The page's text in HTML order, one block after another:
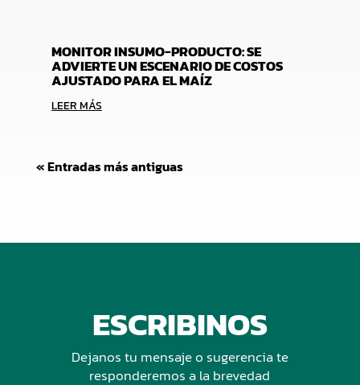
MONITOR INSUMO-PRODUCTO: SE
ADVIERTE UN ESCENARIO DE COSTOS
AJUSTADO PARA EL MAÍZ
LEER MÁS
« Entradas más antiguas
ESCRIBINOS
Dejanos tu mensaje o sugerencia te
responderemos a la brevedad